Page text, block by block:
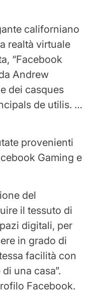
californiano
realtà virtuale
“Facebook
Andrew
dei casques
de utilis. …
provenienti
Gaming e
del
il tessuto di
digitali, per
in grado di
facilità con
una casa”.
Facebook.